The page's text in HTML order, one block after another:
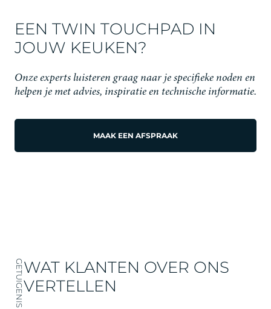
EEN TWIN TOUCHPAD IN
JOUW KEUKEN?
Onze experts luisteren graag naar je specifieke noden en
helpen je met advies, inspiratie en technische informatie.
MAAK EEN AFSPRAAK
GETUIGENISWAT KLANTEN OVER ONS
VERTELLEN